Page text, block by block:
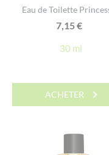
Eau de Toilette
7,15€
30 ml
ACHETER